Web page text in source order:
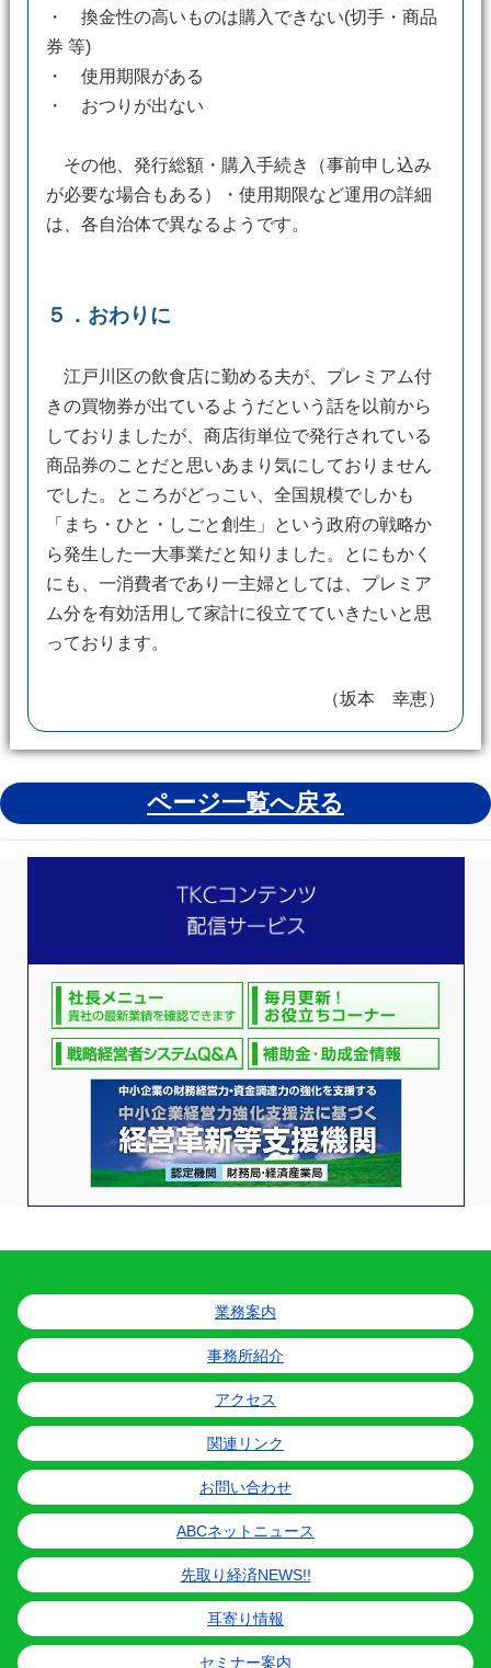
・ 換金性の高いものは購入できない(切手・商品
券 等)
・ 使用期限がある
・ おつりが出ない
その他、発行総額・購入手続き（事前申し込み
が必要な場合もある）・使用期限など運用の詳細
は、各自治体で異なるようです。
５．おわりに
江戸川区の飲食店に勤める夫が、プレミアム付
きの買物券が出ているようだという話を以前から
しておりましたが、商店街単位で発行されている
商品券のことだと思いあまり気にしておりません
でした。ところがどっこい、全国規模でしかも
「まち・ひと・しごと創生」という政府の戦略か
ら発生した一大事業だと知りました。とにもかく
にも、一消費者であり一主婦としては、プレミア
ム分を有効活用して家計に役立てていきたいと思
っております。
（坂本 幸恵）
ページ一覧へ戻る
業務案内
事務所紹介
アクセス
関連リンク
お問い合わせ
ABCネットニュース
先取り経済NEWS!!
耳寄り情報
セミナー案内